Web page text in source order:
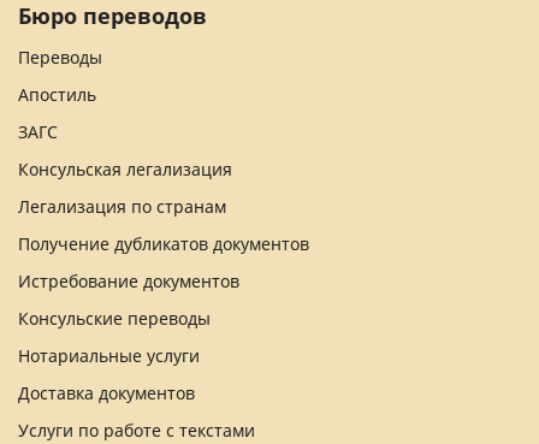
Бюро переводов
Переводы
Апостиль
ЗАГС
Консульская легализация
Легализация по странам
Получение дубликатов документов
Истребование документов
Консульские переводы
Нотариальные услуги
Доставка документов
Услуги по работе с текстами